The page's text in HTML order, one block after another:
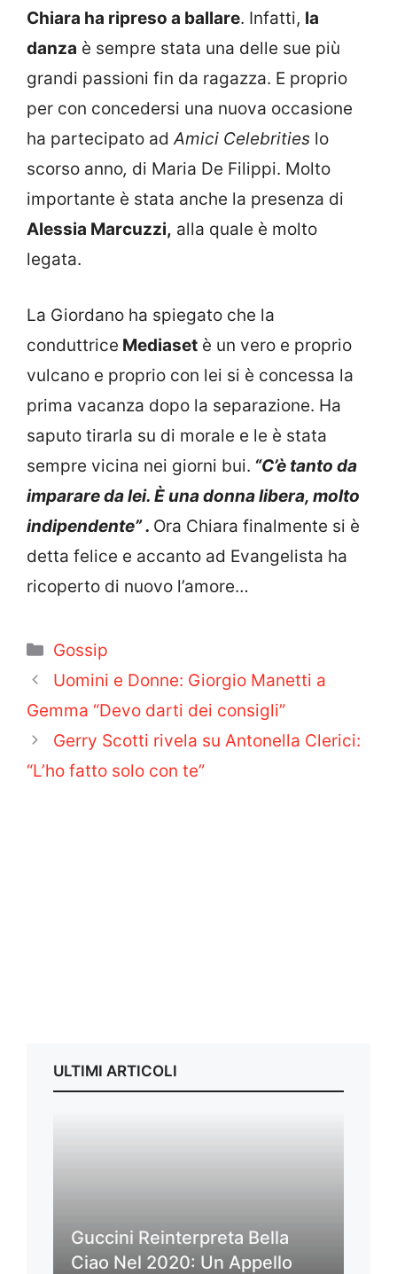
Chiara ha ripreso a ballare. Infatti, la
danza è sempre stata una delle sue più
grandi passioni fin da ragazza. E proprio
per con concedersi una nuova occasione
ha partecipato adAmici Celebrities lo
scorso anno, di Maria De Filippi. Molto
importante è stata anche la presenza di
Alessia Marcuzzi, alla quale è molto
legata.
La Giordano ha spiegato che la
conduttrice Mediaset è un vero e proprio
vulcano e proprio con lei si è concessa la
prima vacanza dopo la separazione. Ha
saputo tirarla su di morale e le è stata
sempre vicina nei giorni bui. “C’è tanto da
imparare da lei. È una donna libera, molto
indipendente” . Ora Chiara finalmente si è
detta felice e accanto ad Evangelista ha
ricoperto di nuovo l’amore…
Categorie
Gossip
Uomini e Donne: Giorgio Manetti a
Gemma “Devo darti dei consigli”
Gerry Scotti rivela su Antonella Clerici:
“L’ho fatto solo con te”
ULTIMI ARTICOLI
Guccini Reinterpreta Bella
Ciao Nel 2020: Un Appello